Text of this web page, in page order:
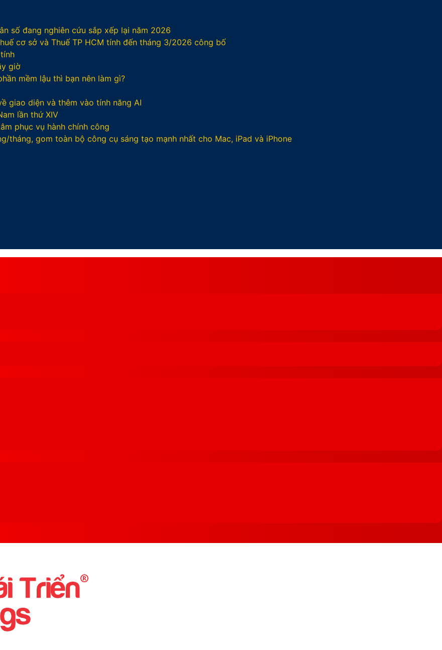
số đang nghiên cứu sắp xếp lại năm 2026
cơ sở và Thuế TP HCM tính đến tháng 3/2026 công bố
giờ
mềm lậu thì bạn nên làm gì?
giao diện và thêm vào tính năng AI
lần thứ XIV
phục vụ hành chính công
gom toàn bộ công cụ sáng tạo mạnh nhất cho Mac, iPad và iPhone